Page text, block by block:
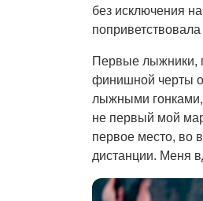
без исключения
Первые лыжники,
финишной черты
лыжными
не первый мой
первое место, во
дистанции. Меня